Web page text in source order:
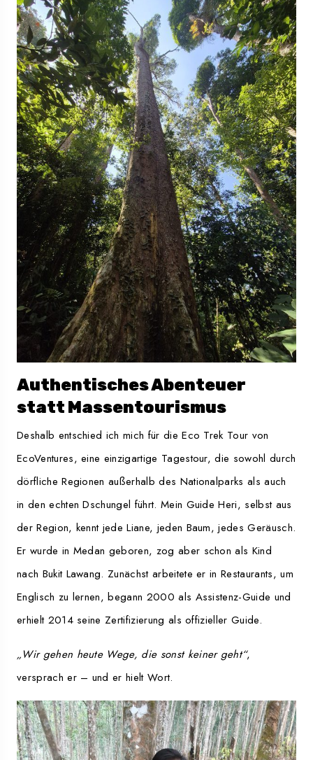
Authentisches Abenteuer
statt Massentourismus
Deshalb entschied ich mich für die Eco Trek Tour von
EcoVentures, eine einzigartige Tagestour, die sowohl durch
dörfliche Regionen außerhalb des Nationalparks als auch
in den echten Dschungel führt. Mein Guide Heri, selbst aus
der Region, kennt jede Liane, jeden Baum, jedes Geräusch.
Er wurde in Medan geboren, zog aber schon als Kind
nach Bukit Lawang. Zunächst arbeitete er in Restaurants, um
Englisch zu lernen, begann 2000 als Assistenz-Guide und
erhielt 2014 seine Zertifizierung als offizieller Guide.
„Wir gehen heute Wege, die sonst keiner geht“,
versprach er – und er hielt Wort.